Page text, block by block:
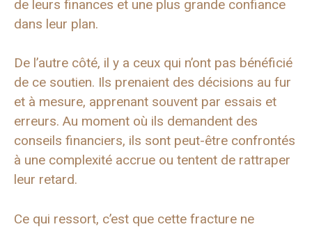
de leurs finances et une plus grande confiance
dans leur plan.
De l’autre côté, il y a ceux qui n’ont pas bénéficié
de ce soutien. Ils prenaient des décisions au fur
et à mesure, apprenant souvent par essais et
erreurs. Au moment où ils demandent des
conseils financiers, ils sont peut-être confrontés
à une complexité accrue ou tentent de rattraper
leur retard.
Ce qui ressort, c’est que cette fracture ne